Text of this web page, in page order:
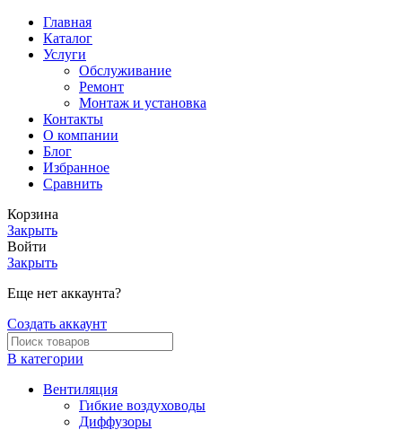
Главная
Каталог
Услуги
Обслуживание
Ремонт
Монтаж и установка
Контакты
О компании
Блог
Избранное
Сравнить
Корзина
Закрыть
Войти
Закрыть
Еще нет аккаунта?
Создать аккаунт
В категории
Вентиляция
Гибкие воздуховоды
Диффузоры